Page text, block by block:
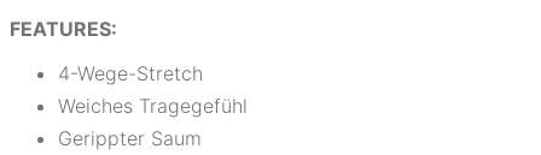
FEATURES:
4-Wege-Stretch
Weiches Tragegefühl
Gerippter Saum